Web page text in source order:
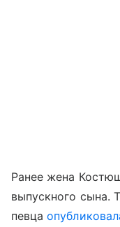
Ранее жена
выпускного сына.
певца